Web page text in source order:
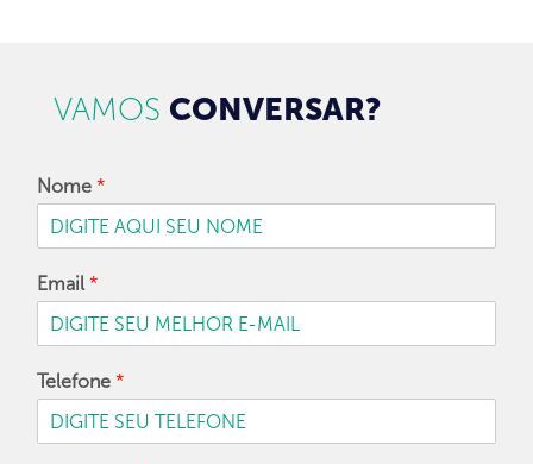
VAMOS CONVERSAR?
Nome *
Email *
Telefone *